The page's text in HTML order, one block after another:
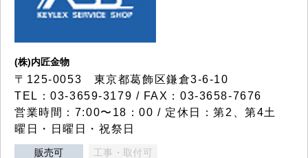
(株)内匠金物
〒125-0053 東京都葛飾区鎌倉3-6-10
TEL：03-3659-3179 / FAX：03-3658-7676
営業時間：7:00〜18：00 / 定休日：第2、第4土
曜日・日曜日・祝祭日
販売可 工事・取付可